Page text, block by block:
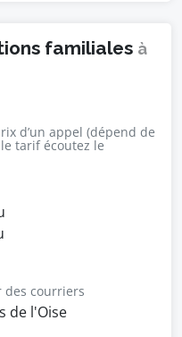
familiales à
d’un appel (dépend de
tarif écoutez le
des courriers
de l'Oise